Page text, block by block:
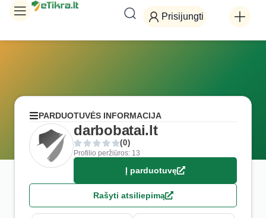
Prisijungti
PARDUOTUVĖS INFORMACIJA
darbobatai.lt
(0)
Profilio peržiūros: 13
Į parduotuvę
Rašyti atsiliepimą